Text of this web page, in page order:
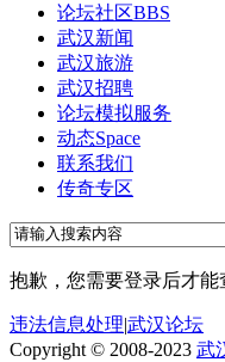
论坛社区BBS
武汉新闻
武汉旅游
武汉招聘
论坛模拟服务
动态Space
联系我们
传奇专区
抱歉，您需要登录后才能
违法信息处理|武汉论坛
Copyright © 2008-2023 武